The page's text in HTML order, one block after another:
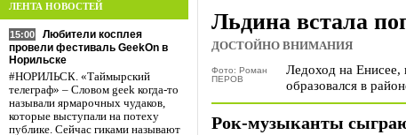
ЛЕНТА НОВОСТЕЙ
15:00
Любители косплея
провели фестиваль GeekOn в
Норильске
#НОРИЛЬСК. «Таймырский
телеграф» – Словом geek когда-то
называли ярмарочных чудаков,
которые выступали на потеху
публике. Сейчас гиками называют
Льдина встала
ДОСТОЙНО ВНИМАНИЯ
Фото: Роман
ПЕРОВ
Ледоход на Енисее,
образовался в
Рок-музыканты